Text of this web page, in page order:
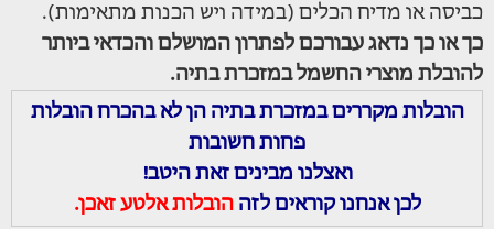
כביסה או מדיח הכלים (במידה ויש הכנות מתאימות).
כך או כך נדאג עבורכם לפתרון המושלם והכדאי ביותר
להובלת מוצרי החשמל במזכרת בתיה.
הובלות מקררים במזכרת בתיה הן לא בהכרח הובלות
פחות חשובות
ואצלנו מבינים זאת היטב!
לכן אנחנו קוראים לזההובלות אלטע זאכן.